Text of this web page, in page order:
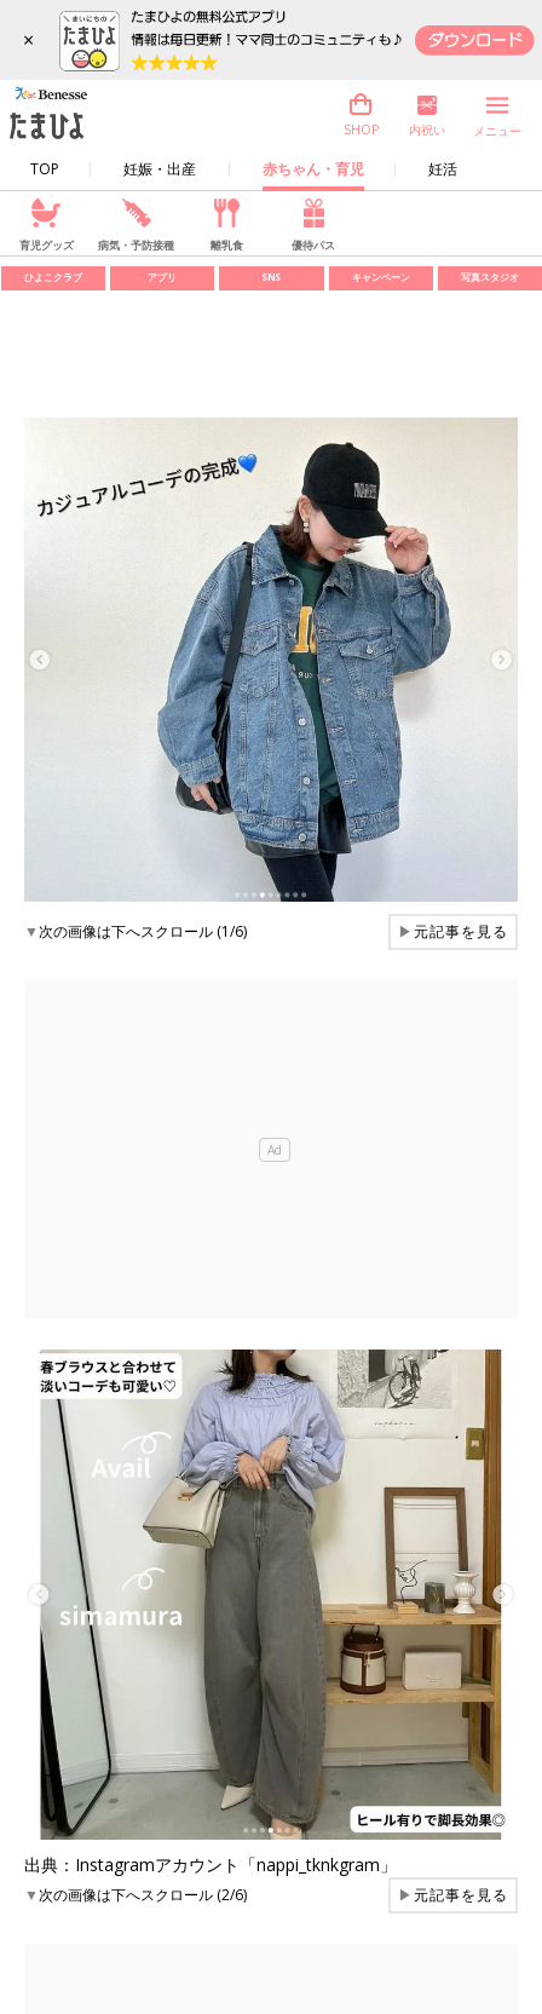
×
TOP 妊娠・出産 赤ちゃん・育児 妊活
SHOP 内祝い メニュー
育児グッズ 病気・予防接種 離乳食 優待パス
ひよこクラブ アプリ SNS キャンペーン 写真スタジオ
▼次の画像は下へスクロール (1/6) ▶元記事を見る
出典：Instagramアカウント「nappi_tknkgram」
▼次の画像は下へスクロール (2/6) ▶元記事を見る